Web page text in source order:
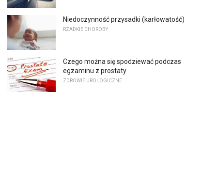
Niedoczynność przysadki (karłowatość)
RZADKIE CHOROBY
Czego można się spodziewać podczas
egzaminu z prostaty
ZDROWIE UROLOGICZNE